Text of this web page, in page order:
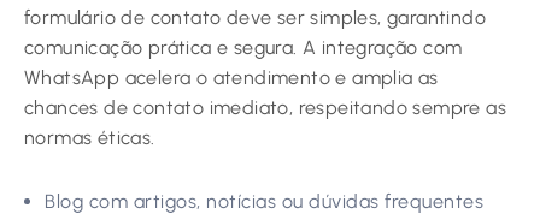
formulário de contato deve ser simples, garantindo
comunicação prática e segura. A integração com
WhatsApp acelera o atendimento e amplia as
chances de contato imediato, respeitando sempre as
normas éticas.
Blog com artigos, notícias ou dúvidas frequentes